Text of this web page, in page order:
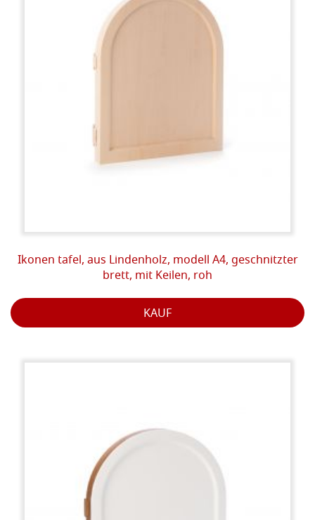
Ikonen tafel, aus Lindenholz, modell A4, geschnitzter
brett, mit Keilen, roh
KAUF